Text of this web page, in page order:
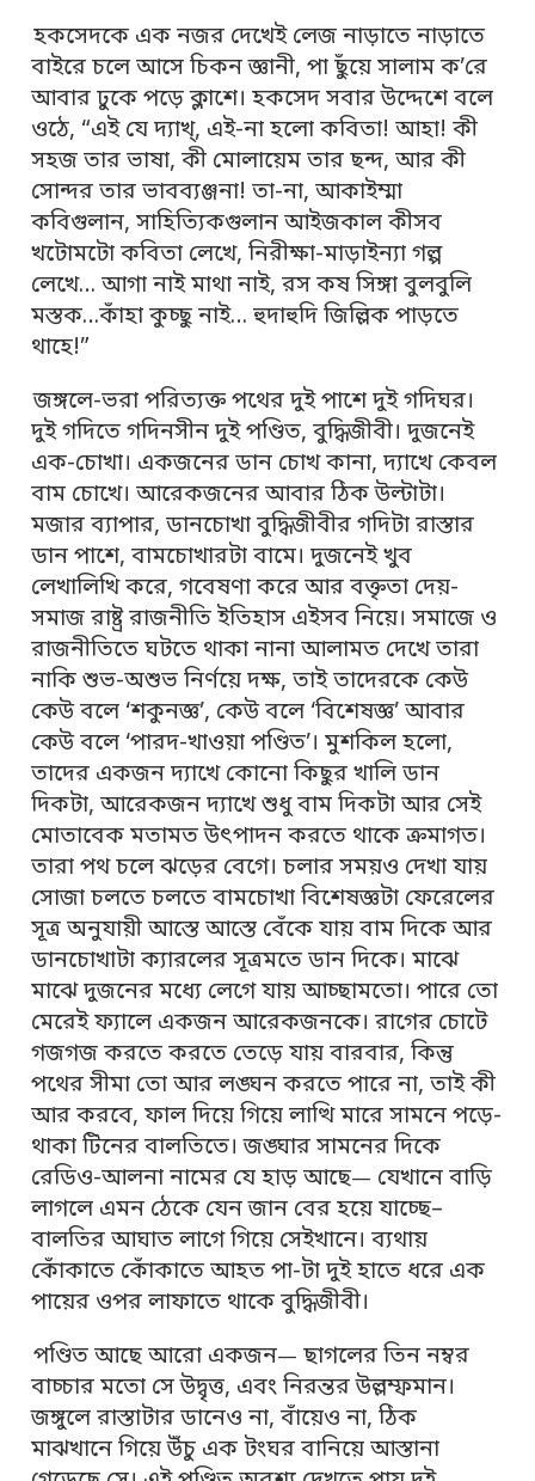
হকসেদকে এক নজর দেখেই লেজ নাড়াতে নাড়াতে
বাইরে চলে আসে চিকন জ্ঞানী, পা ছুঁয়ে সালাম ক’রে
আবার ঢুকে পড়ে ক্লাশে। হকসেদ সবার উদ্দেশে বলে
ওঠে, “এই যে দ্যাখ্, এই-না হলো কবিতা! আহা! কী
সহজ তার ভাষা, কী মোলায়েম তার ছন্দ, আর কী
সোন্দর তার ভাবব্যঞ্জনা! তা-না, আকাইম্মা
কবিগুলান, সাহিত্যিকগুলান আইজকাল কীসব
খটোমটো কবিতা লেখে, নিরীক্ষা-মাড়াইন্যা গল্প
লেখে… আগা নাই মাথা নাই, রস কষ সিঙ্গা বুলবুলি
মস্তক…কাঁহা কুচ্ছু নাই… হুদাহুদি জিল্লিক পাড়তে
থাহে!”
জঙ্গলে-ভরা পরিত্যক্ত পথের দুই পাশে দুই গদিঘর।
দুই গদিতে গদিনসীন দুই পণ্ডিত, বুদ্ধিজীবী। দুজনেই
এক-চোখা। একজনের ডান চোখ কানা, দ্যাখে কেবল
বাম চোখে। আরেকজনের আবার ঠিক উল্টাটা।
মজার ব্যাপার, ডানচোখা বুদ্ধিজীবীর গদিটা রাস্তার
ডান পাশে, বামচোখারটা বামে। দুজনেই খুব
লেখালিখি করে, গবেষণা করে আর বক্তৃতা দেয়-
সমাজ রাষ্ট্র রাজনীতি ইতিহাস এইসব নিয়ে। সমাজে ও
রাজনীতিতে ঘটতে থাকা নানা আলামত দেখে তারা
নাকি শুভ-অশুভ নির্ণয়ে দক্ষ, তাই তাদেরকে কেউ
কেউ বলে ‘শকুনজ্ঞ’, কেউ বলে ‘বিশেষজ্ঞ’ আবার
কেউ বলে ‘পারদ-খাওয়া পণ্ডিত’। মুশকিল হলো,
তাদের একজন দ্যাখে কোনো কিছুর খালি ডান
দিকটা, আরেকজন দ্যাখে শুধু বাম দিকটা আর সেই
মোতাবেক মতামত উৎপাদন করতে থাকে ক্রমাগত।
তারা পথ চলে ঝড়ের বেগে। চলার সময়ও দেখা যায়
সোজা চলতে চলতে বামচোখা বিশেষজ্ঞটা ফেরেলের
সূত্র অনুযায়ী আস্তে আস্তে বেঁকে যায় বাম দিকে আর
ডানচোখাটা ক্যারলের সূত্রমতে ডান দিকে। মাঝে
মাঝে দুজনের মধ্যে লেগে যায় আচ্ছামতো। পারে তো
মেরেই ফ্যালে একজন আরেকজনকে। রাগের চোটে
গজগজ করতে করতে তেড়ে যায় বারবার, কিন্তু
পথের সীমা তো আর লঙ্ঘন করতে পারে না, তাই কী
আর করবে, ফাল দিয়ে গিয়ে লাত্থি মারে সামনে পড়ে-
থাকা টিনের বালতিতে। জঙ্ঘার সামনের দিকে
রেডিও-আলনা নামের যে হাড় আছে— যেখানে বাড়ি
লাগলে এমন ঠেকে যেন জান বের হয়ে যাচ্ছে–
বালতির আঘাত লাগে গিয়ে সেইখানে। ব্যথায়
কোঁকাতে কোঁকাতে আহত পা-টা দুই হাতে ধরে এক
পায়ের ওপর লাফাতে থাকে বুদ্ধিজীবী।
পণ্ডিত আছে আরো একজন— ছাগলের তিন নম্বর
বাচ্চার মতো সে উদ্বৃত্ত, এবং নিরন্তর উল্লম্ফমান।
জঙ্গুলে রাস্তাটার ডানেও না, বাঁয়েও না, ঠিক
মাঝখানে গিয়ে উঁচু এক টংঘর বানিয়ে আস্তানা